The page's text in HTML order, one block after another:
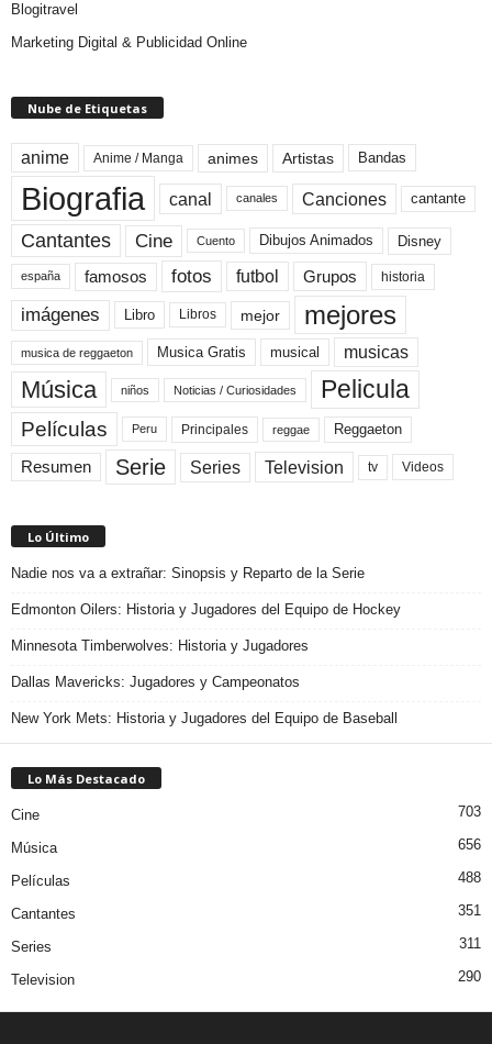
Blogitravel
Marketing Digital & Publicidad Online
Nube de Etiquetas
anime Anime / Manga animes Artistas Bandas
Biografia canal canales Canciones cantante
Cantantes Cine Cuento Dibujos Animados Disney
españa famosos fotos futbol Grupos historia
imágenes Libro Libros mejor mejores
musica de reggaeton Musica Gratis musical musicas
Música niños Noticias / Curiosidades Pelicula
Películas Peru Principales reggae Reggaeton
Resumen Serie Series Television tv Videos
Lo Último
Nadie nos va a extrañar: Sinopsis y Reparto de la Serie
Edmonton Oilers: Historia y Jugadores del Equipo de Hockey
Minnesota Timberwolves: Historia y Jugadores
Dallas Mavericks: Jugadores y Campeonatos
New York Mets: Historia y Jugadores del Equipo de Baseball
Lo Más Destacado
Cine 703
Música 656
Películas 488
Cantantes 351
Series 311
Television 290